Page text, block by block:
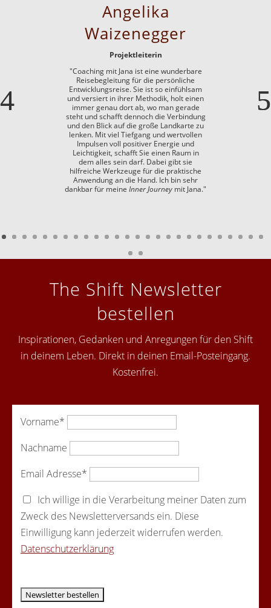
Angelika
Waizenegger
Projektleiterin
"Coaching mit Jana ist eine wunderbare
Reisebegleitung für die persönliche
Entwicklungsreise. Sie ist so einfühlsam
und versiert in ihrer Methodik, holt einen
immer genau dort ab, wo man gerade
steht und schafft dennoch die Verbindung
und den Blick auf die große Landkarte zu
lenken. Mit viel Tiefgang und wertvollen
Impulsen voll positiver Energie und
Leichtigkeit, schafft Sie einen Raum in
dem alles sein darf. Dabei gibt sie
hilfreiche Werkzeuge für die praktische
Anwendung an die Hand. Ich bin sehr
dankbar für meine Inner Journey mit Jana."
The Shift Newsletter
bestellen
Inspirationen, Gedanken und Anregungen für den Shift
in deinem Leben. Direkt in deinen Email-Posteingang.
Kostenfrei.
Vorname*
Nachname
Email Adresse*
Ich willige in die Verarbeitung meiner Daten zum
Zweck des Newsletterversands ein. Diese
Einwilligung kann jederzeit widerrufen werden.
Datenschutzerklärung